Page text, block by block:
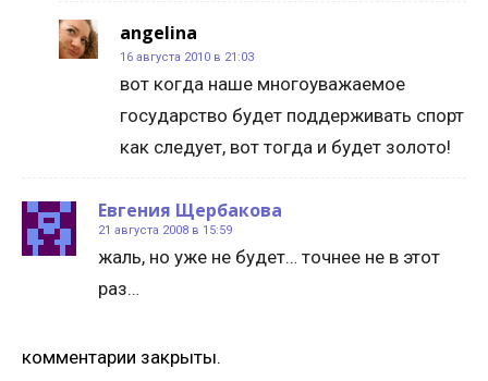
angelina
16 августа 2010 в 21:03
вот когда наше многоуважаемое
государство будет поддерживать спорт
как следует, вот тогда и будет золото!
Евгения Щербакова
21 августа 2008 в 15:59
жаль, но уже не будет… точнее не в этот
раз…
комментарии закрыты.